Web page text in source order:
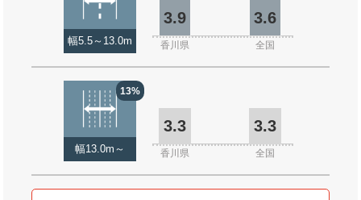
幅5.5～13.0m
3.9 3.6
香川県 全国
13%
幅13.0m～
3.3 3.3
香川県 全国